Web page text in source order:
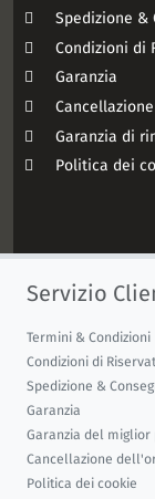
Spedizione &
Condizioni di
Garanzia
Garanzia di
Politica dei
Servizio
Termini & Condizioni
Condizioni di
Spedizione &
Garanzia
Garanzia del miglior
Cancellazione
Politica dei cookie